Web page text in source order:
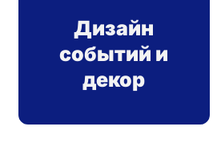
Дизайн
событий и
декор